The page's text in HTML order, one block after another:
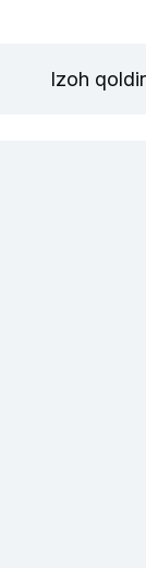
Izoh